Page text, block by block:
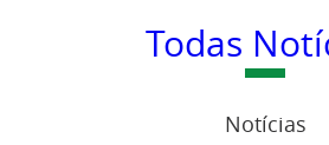
Todas
Notícias